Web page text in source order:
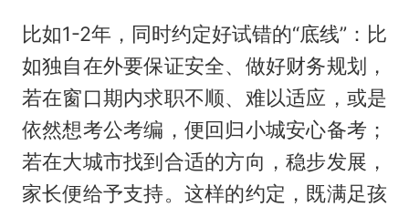
比如1-2年，同时约定好试错的“底线”：比
如独自在外要保证安全、做好财务规划，
若在窗口期内求职不顺、难以适应，或是
依然想考公考编，便回归小城安心备考；
若在大城市找到合适的方向，稳步发展，
家长便给予支持。这样的约定，既满足孩